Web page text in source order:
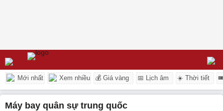
Mới nhất Xem nhiều 💰 Giá vàng 📅 Lịch âm ☀️ Thời tiết
máy bay quân sự trung quốc